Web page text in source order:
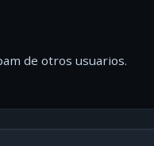
de otros usuarios.